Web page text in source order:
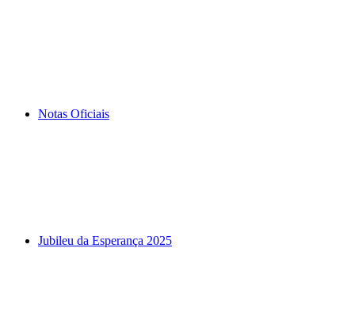
Notas Oficiais
Jubileu da Esperança 2025